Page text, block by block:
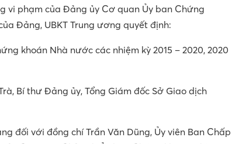
vi phạm của Đảng ủy Cơ quan Ủy ban Chứng
Đảng, UBKT Trung ương quyết định:
khoán Nhà nước các nhiệm kỳ 2015 – 2020, 2020
Bí thư Đảng ủy, Tổng Giám đốc Sở Giao dịch
đối với đồng chí Trần Văn Dũng, Ủy viên Ban Chấp